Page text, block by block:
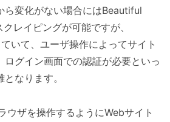
ら変化がない場合にはBeautiful
レイピングが可能ですが、
いて、ユーザ操作によってサイト
ログイン画面での認証が必要といっ
なります。
ウザを操作するようにWebサイト